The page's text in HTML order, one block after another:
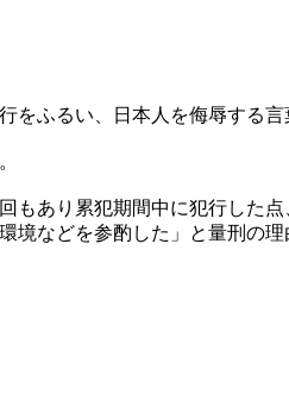
をふるい、日本人を侮辱する言
もあり累犯期間中に犯行した
境などを参酌した」と量刑の理